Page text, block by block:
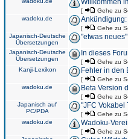
Willkommen
[ Gehe zu
wadoku.de
[ Gehe zu
Japanisch-Deutsche
Übersetzungen
"etwas
Japanisch-Deutsche
Übersetzungen
In dieses
[ Gehe zu
Kanji-Lexikon
Fehler in den
[ Gehe zu
wadoku.de
Beta Version
[ Gehe zu
Japanisch auf
PC/PDA
"JFC Vokabel
[ Gehe zu
wadoku.de
Wadoku-
[ Gehe zu